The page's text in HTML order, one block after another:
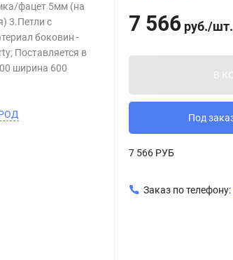
фацет 5мм (на
3.Петли с
боковин -
Поставляется в
ширина 600
7 566 руб./шт.
В
Под
7 566 РУБ
Заказ по телефону: